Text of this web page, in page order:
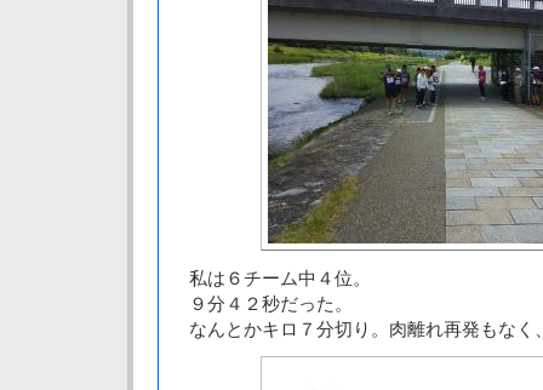
私は６チーム中４位。
９分４２秒だった。
なんとかキロ７分切り。肉離れ再発もなく